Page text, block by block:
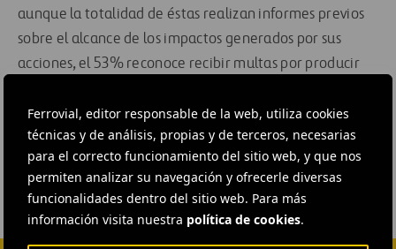
Ferrovial, editor responsable de la web, utiliza cookies
técnicas y de análisis, propias y de terceros, necesarias
para el correcto funcionamiento del sitio web, y que nos
permiten analizar su navegación y ofrecerle diversas
funcionalidades dentro del sitio web. Para más
información visita nuestra política de cookies.
aunque la totalidad de éstas realizan informes previos
sobre el alcance de los impactos generados por sus
acciones, el 53% reconoce recibir multas por producir
#Conservación del medio ambiente